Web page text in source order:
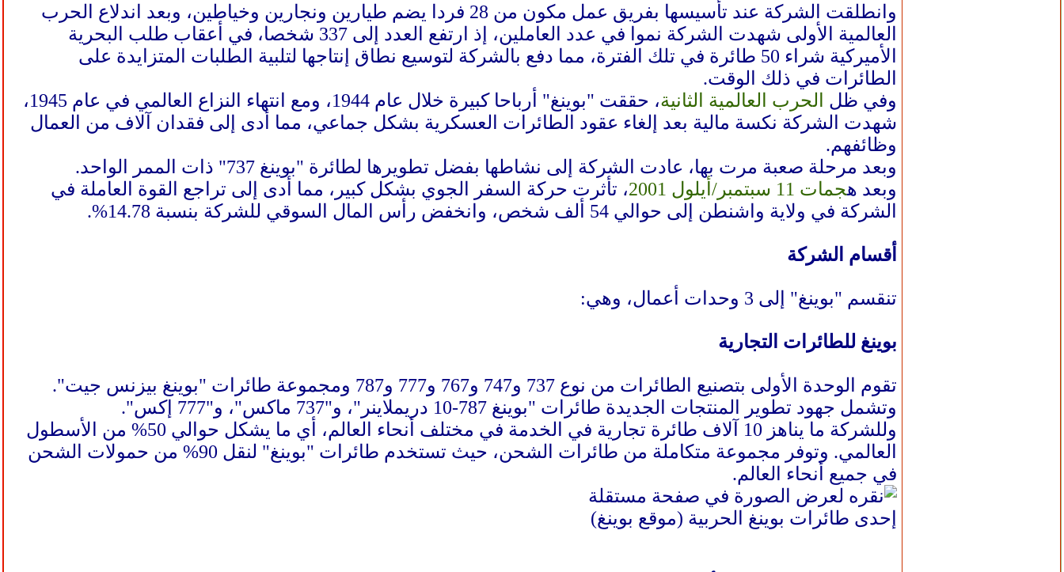
وانطلقت الشركة عند تأسيسها بفريق عمل مكون من 28 فردا يضم طيارين ونجارين وخياطين، وبعد اندلاع الحرب
العالمية الأولى شهدت الشركة نموا في عدد العاملين، إذ ارتفع العدد إلى 337 شخصا، في أعقاب طلب البحرية
الأميركية شراء 50 طائرة في تلك الفترة، مما دفع بالشركة لتوسيع نطاق إنتاجها لتلبية الطلبات المتزايدة على
الطائرات في ذلك الوقت.
وفي ظل الحرب العالمية الثانية
، حققت "بوينغ" أرباحا كبيرة خلال عام 1944، ومع انتهاء النزاع العالمي في عام 1945،
شهدت الشركة نكسة مالية بعد إلغاء عقود الطائرات العسكرية بشكل جماعي، مما أدى إلى فقدان آلاف من العمال
وظائفهم.
وبعد مرحلة صعبة مرت بها، عادت الشركة إلى نشاطها بفضل تطويرها لطائرة "بوينغ 737" ذات الممر الواحد.
وبعد هجمات 11 سبتمبر/أيلول 2001
، تأثرت حركة السفر الجوي بشكل كبير، مما أدى إلى تراجع القوة العاملة في
الشركة في ولاية واشنطن إلى حوالي 54 ألف شخص، وانخفض رأس المال السوقي للشركة بنسبة 14.78%.
أقسام الشركة
تنقسم "بوينغ" إلى 3 وحدات أعمال، وهي:
بوينغ للطائرات التجارية
تقوم الوحدة الأولى بتصنيع الطائرات من نوع 737 و747 و767 و777 و787 ومجموعة طائرات "بوينغ بيزنس جيت".
وتشمل جهود تطوير المنتجات الجديدة طائرات "بوينغ 787-10 دريملاينر"، و"737 ماكس"، و"777 إكس".
وللشركة ما يناهز 10 آلاف طائرة تجارية في الخدمة في مختلف أنحاء العالم، أي ما يشكل حوالي 50% من الأسطول
العالمي. وتوفر مجموعة متكاملة من طائرات الشحن، حيث تستخدم طائرات "بوينغ" لنقل 90% من حمولات الشحن
في جميع أنحاء العالم.
إحدى طائرات بوينغ الحربية (موقع بوينغ)